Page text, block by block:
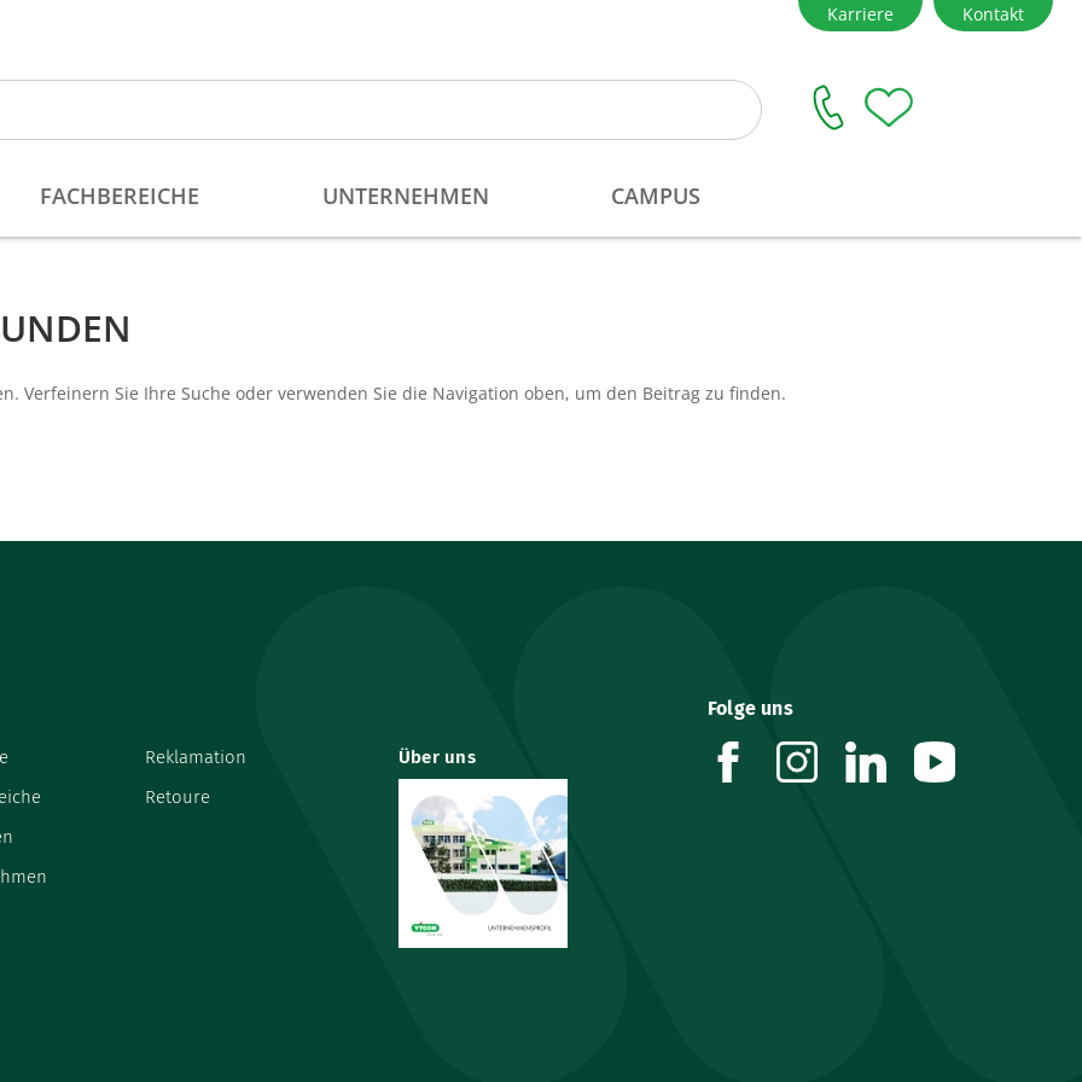
Verfeinern Sie Ihre Suche oder verwenden Sie die Navigation oben, um den Beitrag zu finden.
Reklamation
Retoure
Über uns
Folge uns